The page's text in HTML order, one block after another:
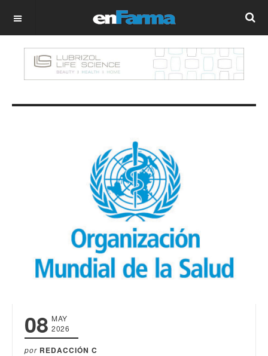
OFF CANVAS
08 MAY
2026
por REDACCIÓN C